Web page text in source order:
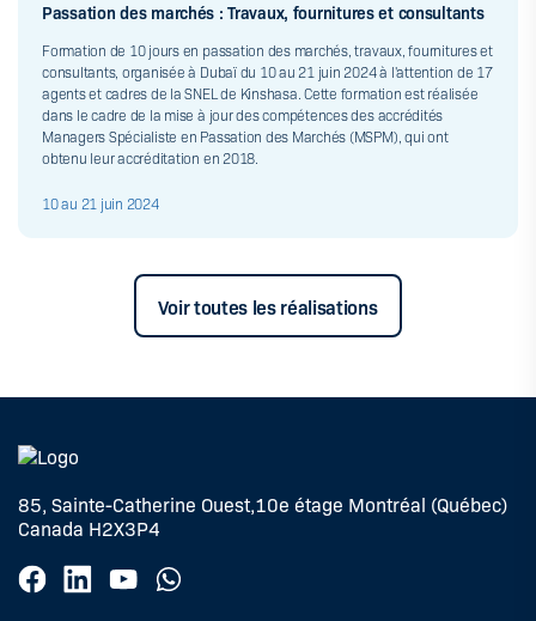
Passation des marchés : Travaux, fournitures et consultants
Formation de 10 jours en passation des marchés, travaux, fournitures et
consultants, organisée à Dubaï du 10 au 21 juin 2024 à l'attention de 17
agents et cadres de la SNEL de Kinshasa. Cette formation est réalisée
dans le cadre de la mise à jour des compétences des accrédités
Managers Spécialiste en Passation des Marchés (MSPM), qui ont
obtenu leur accréditation en 2018.
10 au 21 juin 2024
Voir toutes les réalisations
85, Sainte-Catherine Ouest,10e étage Montréal (Québec)
Canada H2X3P4